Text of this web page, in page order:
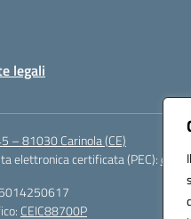
legali
– 81030 Carinola (CE)
elettronica certificata (PEC):
CEIC88700P